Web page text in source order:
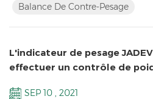
Balance De Contre-Pesage
L'indicateur de pesage
effectuer un contrôle de
SEP 10 , 2021